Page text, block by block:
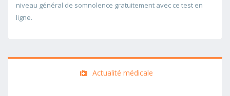
niveau général de somnolence gratuitement avec ce test en
ligne.
Actualité médicale